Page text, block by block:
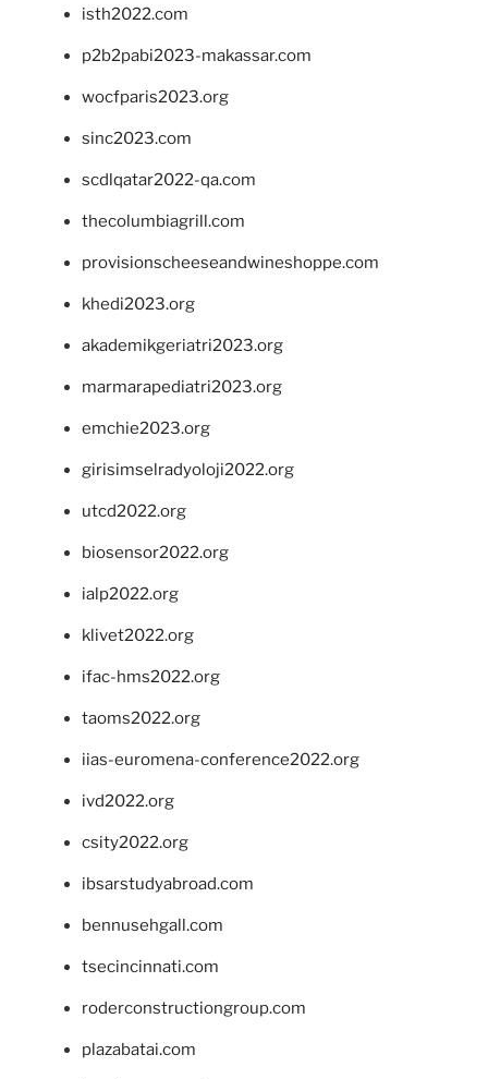
isth2022.com
p2b2pabi2023-makassar.com
wocfparis2023.org
sinc2023.com
scdlqatar2022-qa.com
thecolumbiagrill.com
provisionscheeseandwineshoppe.com
khedi2023.org
akademikgeriatri2023.org
marmarapediatri2023.org
emchie2023.org
girisimselradyoloji2022.org
utcd2022.org
biosensor2022.org
ialp2022.org
klivet2022.org
ifac-hms2022.org
taoms2022.org
iias-euromena-conference2022.org
ivd2022.org
csity2022.org
ibsarstudyabroad.com
bennusehgall.com
tsecincinnati.com
roderconstructiongroup.com
plazabatai.com